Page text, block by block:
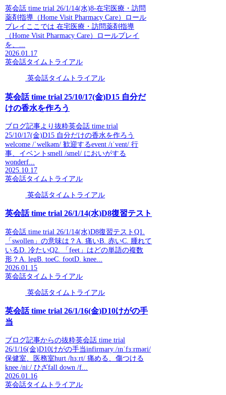
英会話 time trial 26/1/14(水)8-在宅医療・訪問
薬剤指導（Home Visit Pharmacy Care）ロール
プレイここでは 在宅医療・訪問薬剤指導
（Home Visit Pharmacy Care）ロールプレイ
を、...
2026.01.17
英会話タイムトライアル
英会話タイムトライアル
英会話 time trial 25/10/17(金)D15 自分だ
けの香水を作ろう
ブログ記事より抜粋英会話 time trial
25/10/17(金)D15 自分だけの香水を作ろう
welcome /ˈwelkəm/ 歓迎するevent /ɪˈvent/ 行
事、イベントsmell /smel/ においがする
wonderf...
2025.10.17
英会話タイムトライアル
英会話タイムトライアル
英会話 time trial 26/1/14(水)D8復習テスト
英会話 time trial 26/1/14(水)D8復習テストQ1.
「swollen」の意味は？A. 痛いB. 赤いC. 腫れて
いるD. 冷たいQ2. 「feet」はどの単語の複数
形？A. legB. toeC. footD. knee...
2026.01.15
英会話タイムトライアル
英会話タイムトライアル
英会話 time trial 26/1/16(金)D10けがの手
当
ブログ記事からの抜粋英会話 time trial
26/1/16(金)D10けがの手当infirmary /ɪnˈfɜːrməri/
保健室、医務室hurt /hɜːrt/ 痛める、傷つける
knee /niː/ ひざfall down /f...
2026.01.16
英会話タイムトライアル